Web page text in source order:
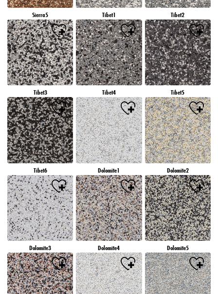
Sierra5 Tibet1 Tibet2
Tibet3 Tibet4 Tibet5
Tibet6 Dolomite1 Dolomite2
Dolomite3 Dolomite4 Dolomite5